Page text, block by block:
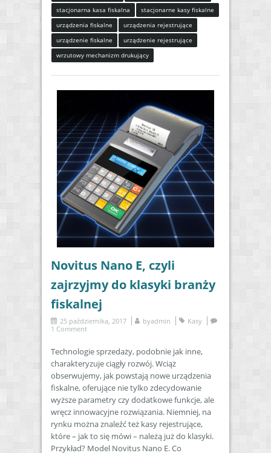
stacjonarna kasa fiskalna
stacjonarne kasy fiskalne
urządzenia fiskalne
urządzenia rejestrujące
urządzenie fiskalne
urządzenie rejestrujące
wrzutowy mechanizm drukujący
Novitus Nano E, czyli
zajrzyjmy do klasyki branży
fiskalnej
25 października, 2017 byadmin
Kasy
1 Comment
Technologie sprzedaży, podobnie jak inne,
charakteryzuje ciągły rozwój. Wciąż
obserwujemy, jak powstają nowe urządzenia
fiskalne, oferujące nie tylko zdecydowanie
wyższe parametry czy dodatkowe funkcje, ale
wręcz innowacyjne rozwiązania. Niemniej, na
rynku można znaleźć też kasy rejestrujące,
które – jak to się mówi – należą już do klasyki.
Przykład? Model Novitus Nano E. Co